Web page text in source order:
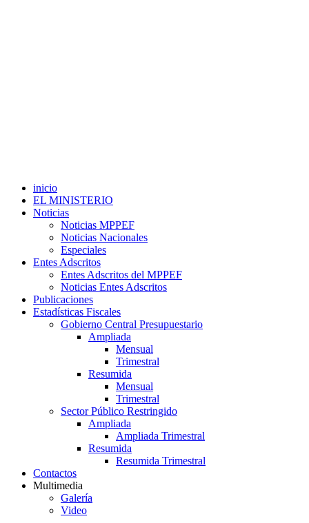
inicio
EL MINISTERIO
Noticias
Noticias MPPEF
Noticias Nacionales
Especiales
Entes Adscritos
Entes Adscritos del MPPEF
Noticias Entes Adscritos
Publicaciones
Estadísticas Fiscales
Gobierno Central Presupuestario
Ampliada
Mensual
Trimestral
Resumida
Mensual
Trimestral
Sector Público Restringido
Ampliada
Ampliada Trimestral
Resumida
Resumida Trimestral
Contactos
Multimedia
Galería
Video